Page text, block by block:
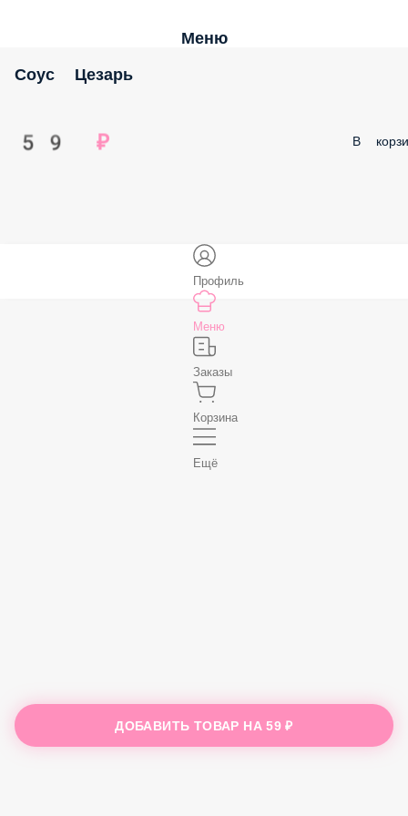
Меню
Соус Цезарь
59 ₽ В
ДОБАВИТЬ ТОВАР НА59 ₽
Профиль
Меню
Заказы
Корзина
Ещё